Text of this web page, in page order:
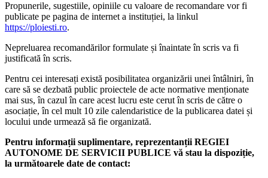
Propunerile, sugestiile, opiniile cu valoare de recomandare vor fi
publicate pe pagina de internet a instituției, la linkul
https://ploiesti.ro.
Nepreluarea recomandărilor formulate și înaintate în scris va fi
justificată în scris.
Pentru cei interesați există posibilitatea organizării unei întâlniri, în
care să se dezbată public proiectele de acte normative menționate
mai sus, în cazul în care acest lucru este cerut în scris de către o
asociație, în cel mult 10 zile calendaristice de la publicarea datei și
locului unde urmează să fie organizată.
Pentru informații suplimentare, reprezentanții REGIEI
AUTONOME DE SERVICII PUBLICE vă stau la dispoziție,
la următoarele date de contact: